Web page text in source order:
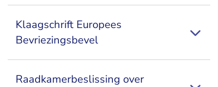
Klaagschrift Europees
Bevriezingsbevel
Raadkamerbeslissing over